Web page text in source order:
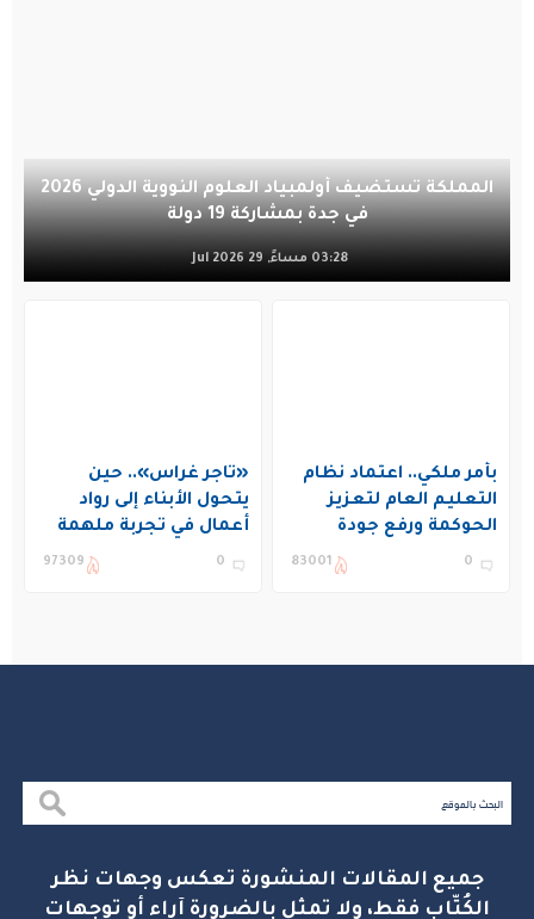
المملكة تستضيف أولمبياد العلوم النووية الدولي 2026
في جدة بمشاركة 19 دولة
03:28 مساءً, 29 Jul 2026
بأمر ملكي.. اعتماد نظام
التعليم العام لتعزيز
الحوكمة ورفع جودة
التعليم في المملكة
0
83001
«تاجر غراس».. حين
يتحول الأبناء إلى رواد
أعمال في تجربة ملهمة
بنادي غراس الصيفي
0
97309
جميع المقالات المنشورة تعكس وجهات نظر
الكُتّاب فقط، ولا تمثل بالضرورة آراء أو توجهات